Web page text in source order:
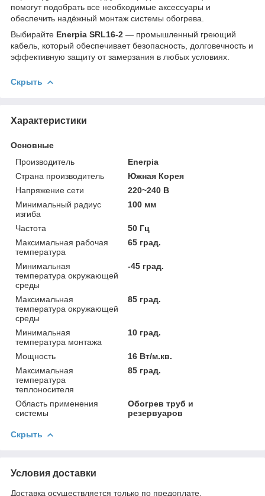
помогут подобрать все необходимые аксессуары и
обеспечить надёжный монтаж системы обогрева.
Выбирайте Enerpia SRL16-2 — промышленный греющий
кабель, который обеспечивает безопасность, долговечность и
эффективную защиту от замерзания в любых условиях.
Скрыть
Характеристики
Основные
Производитель
Enerpia
Страна производитель
Южная Корея
Напряжение сети
220~240 В
Минимальный радиус
изгиба
100 мм
Частота
50 Гц
Максимальная рабочая
температура
65 град.
Минимальная
температура окружающей
среды
-45 град.
Максимальная
температура окружающей
среды
85 град.
Минимальная
температура монтажа
10 град.
Мощность
16 Вт/м.кв.
Максимальная
температура
теплоносителя
85 град.
Область применения
системы
Обогрев труб и
резервуаров
Скрыть
Условия доставки
Доставка осуществляется только по предоплате.